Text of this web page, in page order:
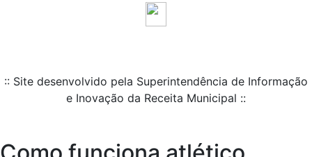
:: Site desenvolvido pela Superintendência de Informação
e Inovação da Receita Municipal ::